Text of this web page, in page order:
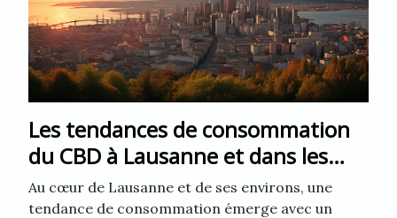
Les tendances de consommation
du CBD à Lausanne et dans les
environs
Au cœur de Lausanne et de ses environs, une
tendance de consommation émerge avec un